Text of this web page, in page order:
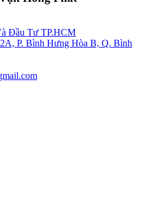
Đầu Tư TP.HCM
P. Bình Hưng Hòa B, Q. Bình